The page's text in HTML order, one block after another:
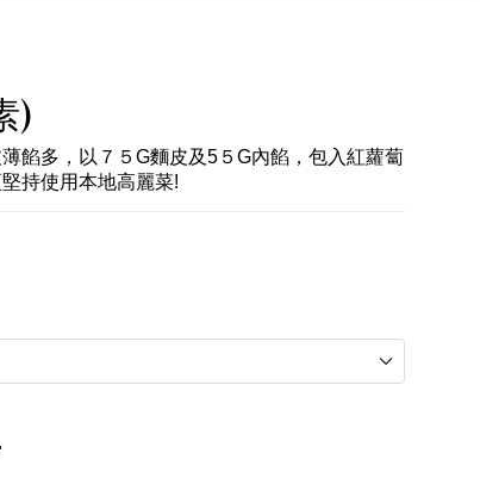
)
餡多，以７５G麵皮及5５G內餡，包入紅蘿蔔
持使用本地高麗菜!